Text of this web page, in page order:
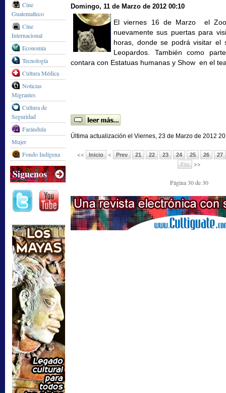
Domingo, 11 de Marzo de 2012 00:10
El viernes 16 de Marzo el
nuevamente sus puertas para
horas, donde se podrá visitar el
Leopardos. También como
contara con Estatuas humanas y Show en el
Última actualización el Viernes, 23 de Marzo de 2012
<< Inicio < Prev 21 22 23 24 25 26
27
Fin
>>
Página 30 de 30
Cine
Guatemalteco
Cine
Internacional
Economía
Tecnología
Cultura Médica
Noticias
Migrantes
Cultura de
Seguridad
Farándula
Mujer
Fondo Indígena
Siguenos